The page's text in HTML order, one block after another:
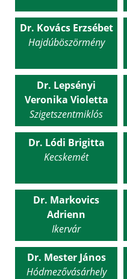
Dr. Kovács Erzsébet
Hajdúböszörmény
Dr. Lepsényi
Veronika Violetta
Szigetszentmiklós
Dr. Lódi Brigitta
Kecskemét
Dr. Markovics
Adrienn
Ikervár
Dr. Mester János
Hódmezővásárhely